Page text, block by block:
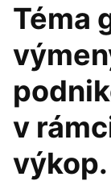
Téma
v